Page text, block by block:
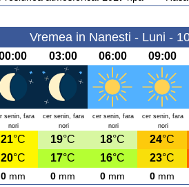
Vremea in Nanesti - Luni -
03:00 06:00 09:00
senin, fara
nori
cer senin, fara
nori
cer senin, fara
nori
cer senin, fara
nori
21°C 19°C 18°C 24°C
20°C 17°C 16°C 23°C
0 mm 0 mm 0 mm 0 mm